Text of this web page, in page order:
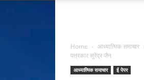
Home आध्यात्मिक समाचार
पत्रकार सुरेंद्र जैन
आध्यात्मिक समाचार ई पेपर